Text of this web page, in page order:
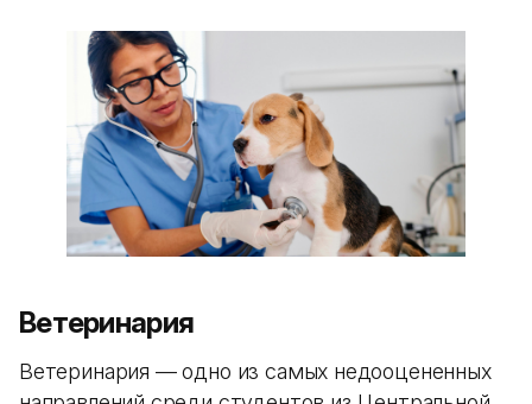
Ветеринария
Ветеринария — одно из самых недооцененных